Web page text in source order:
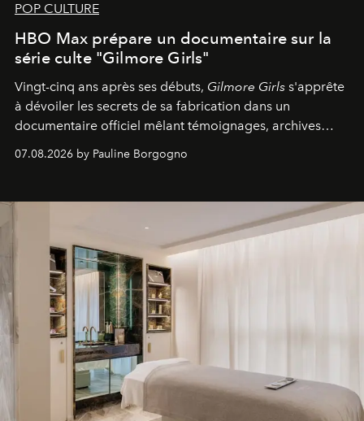
POP CULTURE
HBO Max prépare un documentaire sur la
série culte "Gilmore Girls"
Vingt-cinq ans après ses débuts, Gilmore Girls s'apprête
à dévoiler les secrets de sa fabrication dans un
documentaire officiel mêlant témoignages, archives
inédites et plongée dans les coulisses d'un phénomène
générationnel.
07.08.2026 by Pauline Borgogno